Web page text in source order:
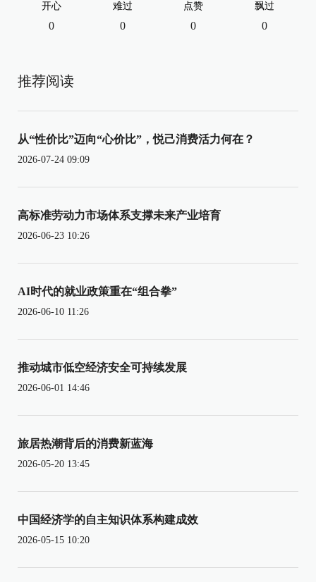
开心
0
难过
0
点赞
0
飘过
0
推荐阅读
从“性价比”迈向“心价比”，悦己消费活力何在？
2026-07-24 09:09
高标准劳动力市场体系支撑未来产业培育
2026-06-23 10:26
AI时代的就业政策重在“组合拳”
2026-06-10 11:26
推动城市低空经济安全可持续发展
2026-06-01 14:46
旅居热潮背后的消费新蓝海
2026-05-20 13:45
中国经济学的自主知识体系构建成效
2026-05-15 10:20